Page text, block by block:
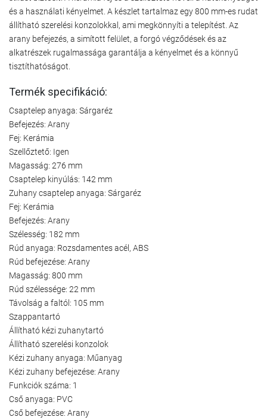
és a használati kényelmet. A készlet tartalmaz egy 800 mm-es rudat
állítható szerelési konzolokkal, ami megkönnyíti a telepítést. Az
arany befejezés, a simított felület, a forgó végződések és az
alkatrészek rugalmassága garantálja a kényelmet és a könnyű
tisztíthatóságot.
Termék specifikáció:
Csaptelep anyaga: Sárgaréz
Befejezés: Arany
Fej: Kerámia
Szellőztető: Igen
Magasság: 276 mm
Csaptelep kinyúlás: 142 mm
Zuhany csaptelep anyaga: Sárgaréz
Fej: Kerámia
Befejezés: Arany
Szélesség: 182 mm
Rúd anyaga: Rozsdamentes acél, ABS
Rúd befejezése: Arany
Magasság: 800 mm
Rúd szélessége: 22 mm
Távolság a faltól: 105 mm
Szappantartó
Állítható kézi zuhanytartó
Állítható szerelési konzolok
Kézi zuhany anyaga: Műanyag
Kézi zuhany befejezése: Arany
Funkciók száma: 1
Cső anyaga: PVC
Cső befejezése: Arany